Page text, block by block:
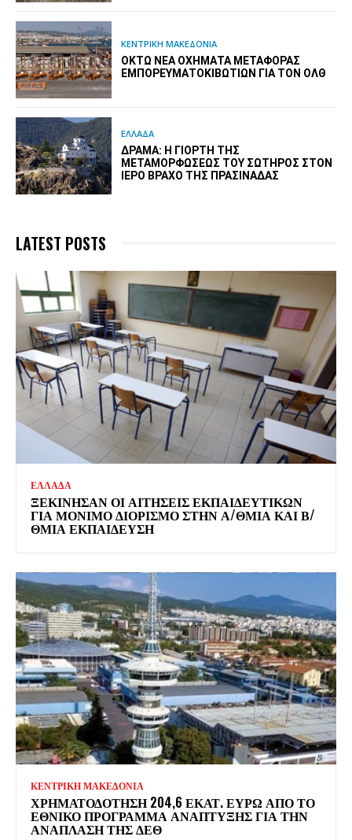
ΚΕΝΤΡΙΚΗ ΜΑΚΕΔΟΝΙΑ
ΟΚΤΏ ΝΈΑ ΟΧΉΜΑΤΑ ΜΕΤΑΦΟΡΆΣ
ΕΜΠΟΡΕΥΜΑΤΟΚΙΒΩΤΊΩΝ ΓΙΑ ΤΟΝ ΟΛΘ
ΕΛΛΑΔΑ
ΔΡΆΜΑ: Η ΓΙΟΡΤΉ ΤΗΣ
ΜΕΤΑΜΟΡΦΏΣΕΩΣ ΤΟΥ ΣΩΤΉΡΟΣ ΣΤΟΝ
ΙΕΡΌ ΒΡΆΧΟ ΤΗΣ ΠΡΑΣΙΝΆΔΑΣ
LATEST POSTS
ΕΛΛΑΔΑ
ΞΕΚΊΝΗΣΑΝ ΟΙ ΑΙΤΉΣΕΙΣ ΕΚΠΑΙΔΕΥΤΙΚΏΝ
ΓΙΑ ΜΌΝΙΜΟ ΔΙΟΡΙΣΜΌ ΣΤΗΝ Α/ΘΜΙΑ ΚΑΙ Β/
ΘΜΙΑ ΕΚΠΑΊΔΕΥΣΗ
ΚΕΝΤΡΙΚΗ ΜΑΚΕΔΟΝΙΑ
ΧΡΗΜΑΤΟΔΌΤΗΣΗ 204,6 ΕΚΑΤ. ΕΥΡΏ ΑΠΌ ΤΟ
ΕΘΝΙΚΌ ΠΡΌΓΡΑΜΜΑ ΑΝΆΠΤΥΞΗΣ ΓΙΑ ΤΗΝ
ΑΝΆΠΛΑΣΗ ΤΗΣ ΔΕΘ